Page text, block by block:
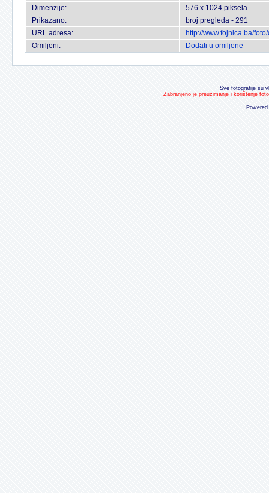
Dimenzije:
576 x 1024 piksela
Prikazano:
broj pregleda - 291
URL adresa:
http://www.fojnica.ba/
Omiljeni:
Dodati u omiljene
Sve fotografije su
Zabranjeno je preuzimanje i korištenje